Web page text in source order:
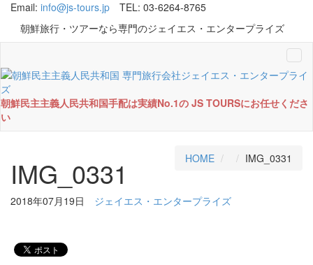
Email: info@js-tours.jp
TEL: 03-6264-8765
朝鮮旅行・ツアーなら専門のジェイエス・エンタープライズ
朝鮮民主主義人民共和国手配は実績No.1の JS TOURSにお任せくださ
い
IMG_0331 HOME IMG_0331
2018年07月19日 ジェイエス・エンタープライズ